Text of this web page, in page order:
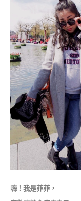
嗨！我是菲菲，